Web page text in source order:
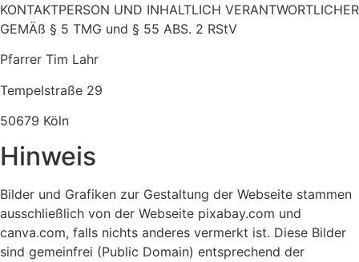
KONTAKTPERSON UND INHALTLICH VERANTWORTLICHER
GEMÄß § 5 TMG und § 55 ABS. 2 RStV
Pfarrer Tim Lahr
Tempelstraße 29
50679 Köln
Hinweis
Bilder und Grafiken zur Gestaltung der Webseite stammen
ausschließlich von der Webseite pixabay.com und
canva.com, falls nichts anderes vermerkt ist. Diese Bilder
sind gemeinfrei (Public Domain) entsprechend der